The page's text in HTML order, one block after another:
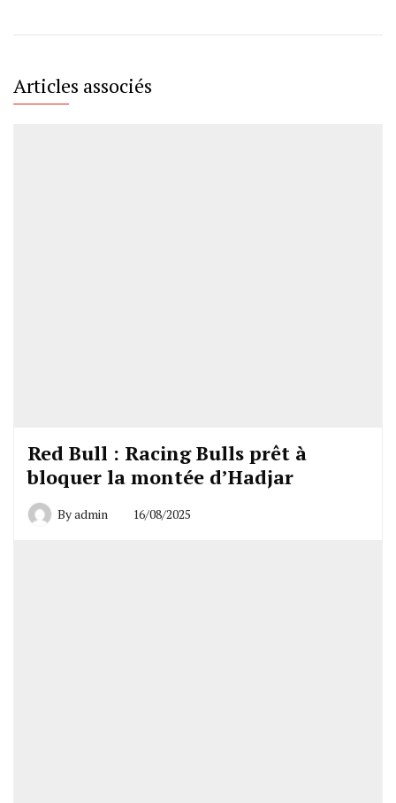
Articles associés
Red Bull : Racing Bulls prêt à
bloquer la montée d’Hadjar
Byadmin 16/08/2025